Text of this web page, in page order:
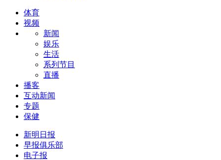
体育
视频
新闻
娱乐
生活
系列节目
直播
播客
互动新闻
专题
保健
新明日报
早报俱乐部
电子报